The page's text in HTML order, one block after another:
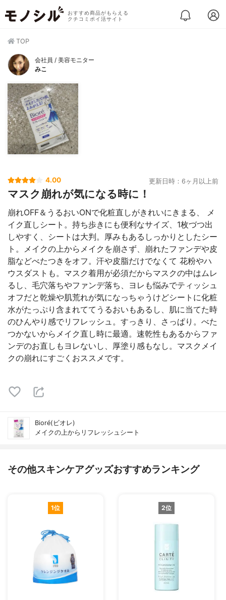
おすすめ商品がもらえる
クチコミポイ活サイト
TOP
会社員 / 美容モニター
みこ
4.00 更新日時：6ヶ月以上前
マスク崩れが気になる時に！
崩れOFF＆うるおいONで化粧直しがきれいにきまる、 メ
イク直しシート。持ち歩きにも便利なサイズ、1枚づつ出
しやすく、シートは大判。厚みもあるしっかりとしたシー
ト。メイクの上からメイクを崩さず、崩れたファンデや皮
脂などべたつきをオフ。汗や皮脂だけでなくて 花粉やハ
ウスダストも。マスク着用が必須だからマスクの中はムレ
るし、毛穴落ちやファンデ落ち、ヨレも悩みでティッシュ
オフだと乾燥や肌荒れが気になっちゃうけどシートに化粧
水がたっぷり含まれててうるおいもあるし、肌に当てた時
のひんやり感でリフレッシュ。すっきり、さっぱり。べた
つかないからメイク直し時に最適。速乾性もあるからファ
ンデのお直しもヨレないし、厚塗り感もなし。マスクメイ
クの崩れにすごくおススメです。
Bioré(ビオレ)
メイクの上からリフレッシュシート
その他スキンケアグッズおすすめランキング
1位 2位